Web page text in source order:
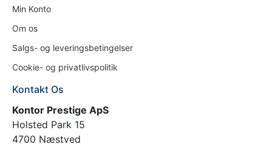
Min Konto
Om os
Salgs- og leveringsbetingelser
Cookie- og privatlivspolitik
Kontakt Os
Kontor Prestige ApS
Holsted Park 15
4700 Næstved